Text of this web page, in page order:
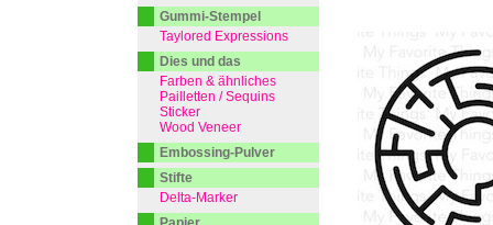
Gummi-Stempel
Taylored Expressions
Dies und das
Farben & ähnliches
Pailletten / Sequins
Sticker
Wood Veneer
Embossing-Pulver
Stifte
Delta-Marker